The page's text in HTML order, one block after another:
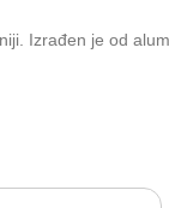
Izrađen je od